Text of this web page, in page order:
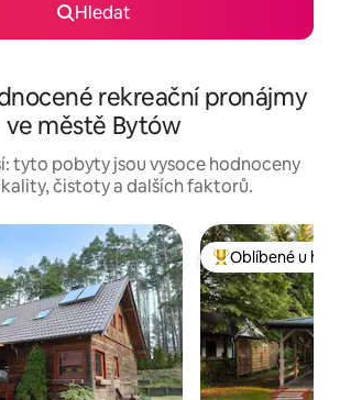
Hledat
rekreační pronájmy
ve městě Bytów
tyto pobyty jsou vysoce hodnoceny
čistoty a dalších faktorů.
Nejlepší v
Oblíbené u